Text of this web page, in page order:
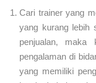
Cari trainer yang
yang kurang lebih
penjualan,
pengalaman di
yang memiliki